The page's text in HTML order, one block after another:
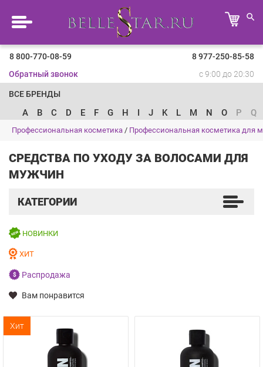
8 800-770-08-59
8 977-250-85-58
Обратный звонок
с 9:00 до 20:30
ВСЕ БРЕНДЫ
A B C D E F G H I J K L M N O P Q
Профессиональная косметика / Профессиональная косметика для
СРЕДСТВА ПО УХОДУ ЗА ВОЛОСАМИ ДЛЯ
МУЖЧИН
КАТЕГОРИИ
НОВИНКИ
ХИТ
Распродажа
Вам понравится
Хит